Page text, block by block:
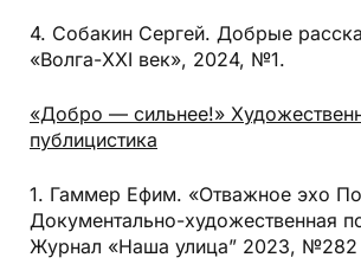
4. Собакин Сергей. Добрые
«Волга-ХХI век», 2024, №1.
«Добро — сильнее!»
публицистика
1. Гаммер Ефим. «Отважное эхо
Документально-художественная
Журнал «Наша улица” 2023, №282